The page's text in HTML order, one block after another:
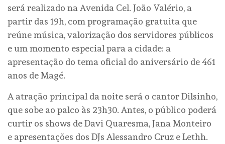
será realizado na Avenida Cel. João Valério, a
partir das 19h, com programação gratuita que
reúne música, valorização dos servidores públicos
e um momento especial para a cidade: a
apresentação do tema oficial do aniversário de 461
anos de Magé.
A atração principal da noite será o cantor Dilsinho,
que sobe ao palco às 23h30. Antes, o público poderá
curtir os shows de Davi Quaresma, Jana Monteiro
e apresentações dos DJs Alessandro Cruz e Lethh.